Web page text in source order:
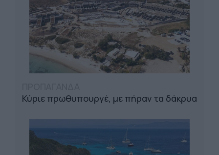
Κύριε πρωθυπουργέ, με πήραν τα δάκρυα